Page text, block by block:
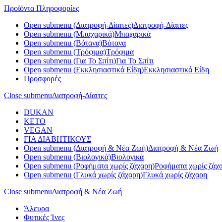
Προϊόντα Πληροφορίες
Open submenu (Διατροφή-Δίαιτες)Διατροφή-Δίαιτες
Open submenu (Μπαχαρικά)Μπαχαρικά
Open submenu (Βότανα)Βότανα
Open submenu (Τρόφιμα)Τρόφιμα
Open submenu (Για Το Σπίτι)Για Το Σπίτι
Open submenu (Εκκλησιαστικά Είδη)Εκκλησιαστικά Είδη
Προσφορές
Close submenuΔιατροφή-Δίαιτες
DUKAN
KETO
VEGAN
ΓΙΑ ΔΙΑΒΗΤΙΚΟΥΣ
Open submenu (Διατροφή & Νέα Ζωή)Διατροφή & Νέα Ζωή
Open submenu (Βιολογικά)Βιολογικά
Open submenu (Ροφήματα χωρίς ζάχαρη)Ροφήματα χωρίς
Open submenu (Γλυκά χωρίς ζάχαρη)Γλυκά χωρίς ζάχαρη
Close submenuΔιατροφή & Νέα Ζωή
Άλευρα
Φυτικές Ίνες